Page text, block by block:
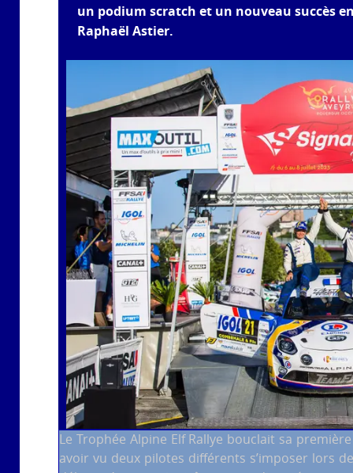
un podium scratch et un nouveau succès
Raphaël Astier.
Le Trophée Alpine Elf Rallye bouclait sa
avoir vu deux pilotes différents s’imposer lors